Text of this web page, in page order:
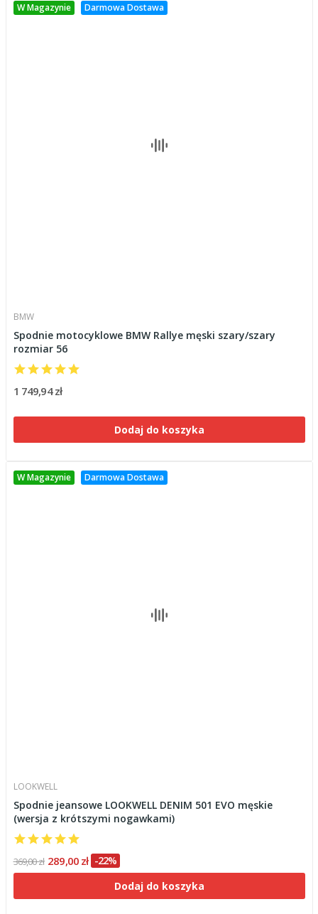
W Magazynie Darmowa Dostawa
BMW
Spodnie motocyklowe BMW Rallye męski szary/szary
rozmiar 56
1 749,94 zł
Dodaj do koszyka
W Magazynie Darmowa Dostawa
LOOKWELL
Spodnie jeansowe LOOKWELL DENIM 501 EVO męskie
(wersja z krótszymi nogawkami)
369,00 zł 289,00 zł -22%
Dodaj do koszyka